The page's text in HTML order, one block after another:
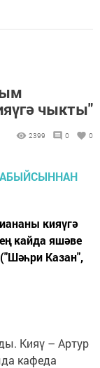
чыкты"
2399 0 0
кияүгә
кайда яшәве
Казан",
Кияү – Артур
кафеда